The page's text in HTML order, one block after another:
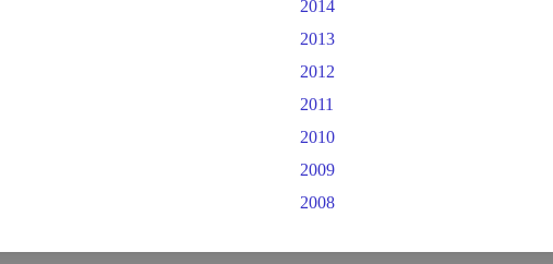
2014
2013
2012
2011
2010
2009
2008